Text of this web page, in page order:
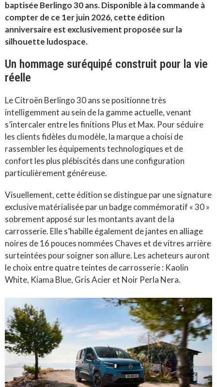
baptisée Berlingo 30 ans. Disponible à la commande à
compter de ce 1er juin 2026, cette édition
anniversaire est exclusivement proposée sur la
silhouette ludospace.
Un hommage suréquipé construit pour la vie
réelle
Le Citroën Berlingo 30 ans se positionne très
intelligemment au sein de la gamme actuelle, venant
s’intercaler entre les finitions Plus et Max. Pour séduire
les clients fidèles du modèle, la marque a choisi de
rassembler les équipements technologiques et de
confort les plus plébiscités dans une configuration
particulièrement généreuse.
Visuellement, cette édition se distingue par une signature
exclusive matérialisée par un badge commémoratif « 30 »
sobrement apposé sur les montants avant de la
carrosserie. Elle s’habille également de jantes en alliage
noires de 16 pouces nommées Chaves et de vitres arrière
surteintées pour soigner son allure. Les acheteurs auront
le choix entre quatre teintes de carrosserie : Kaolin
White, Kiama Blue, Gris Acier et Noir Perla Nera.